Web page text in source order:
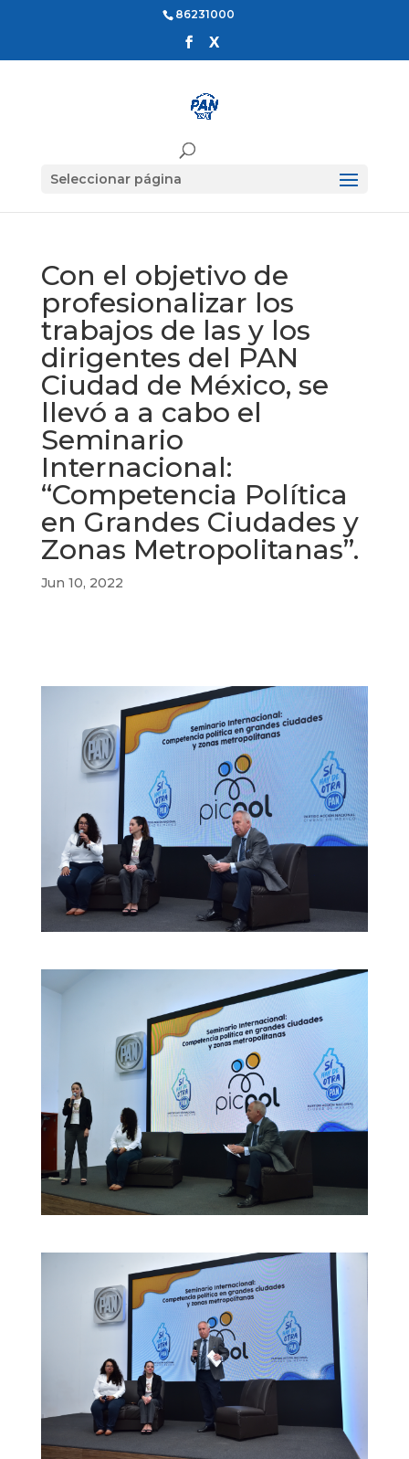
86231000
Seleccionar página
Con el objetivo de
profesionalizar los
trabajos de las y los
dirigentes del PAN
Ciudad de México, se
llevó a a cabo el
Seminario
Internacional:
“Competencia Política
en Grandes Ciudades y
Zonas Metropolitanas”.
Jun 10, 2022